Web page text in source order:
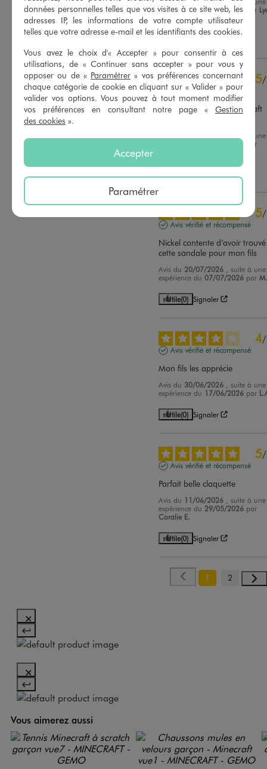
Basé sur9 avis soumis à un
contrôle
Voir tous les avis sur ce site
5étoiles
6
3étoiles
0
2étoiles
0
1étoile 0
expérience du21/07/2026 par
O.
5/
Avis vérifié et récompensé
Super mais le logo minecraft
, suite à une
13/07/2026
par
5/
Avis vérifié et récompensé
Nickel contente d’avoir trouvé
cette sandale pour mon fils
Avis du 20/07/2026
, suite à une
expérience du07/07/2026 par
Utile(0) Signaler
4/
Avis vérifié et récompensé
Mon fils les apprécie
Avis du 30/06/2026
, suite à une
expérience du 17/06/2026 par
Utile(0) Signaler
5/
Avis vérifié et récompensé
Parfait belle claquette
Avis du 11/06/2026
, suite à une
expérience du 29/05/2026 par
Coralie E.
Utile(0) Signaler
1 2
Vous aimerez aussi
données personnelles telles que vos visites à ce site web, les
adresses IP, les informations de votre compte utilisateur
telles que votre adresse e-mail et les identifiants des cookies.
Vous avez le choix d'« Accepter » pour consentir à ces
utilisations, de « Continuer sans accepter » pour vous y
opposer ou de « Paramétrer » vos préférences concernant
chaque catégorie de cookie en cliquant sur « Valider » pour
valider vos options. Vous pouvez à tout moment modifier
vos préférences en consultant notre page « Gestion
des cookies ».
Accepter
Paramétrer